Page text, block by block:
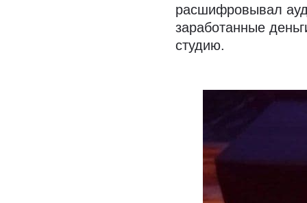
расшифровывал
заработанные
студию.